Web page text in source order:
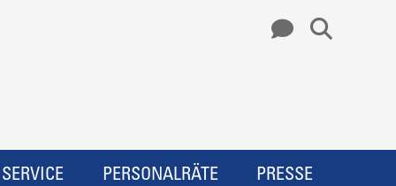
SERVICE PERSONALRÄTE PRESSE